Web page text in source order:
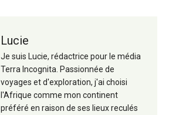
Lucie
Je suis Lucie, rédactrice pour le média
Terra Incognita. Passionnée de
voyages et d'exploration, j'ai choisi
l'Afrique comme mon continent
préféré en raison de ses lieux reculés